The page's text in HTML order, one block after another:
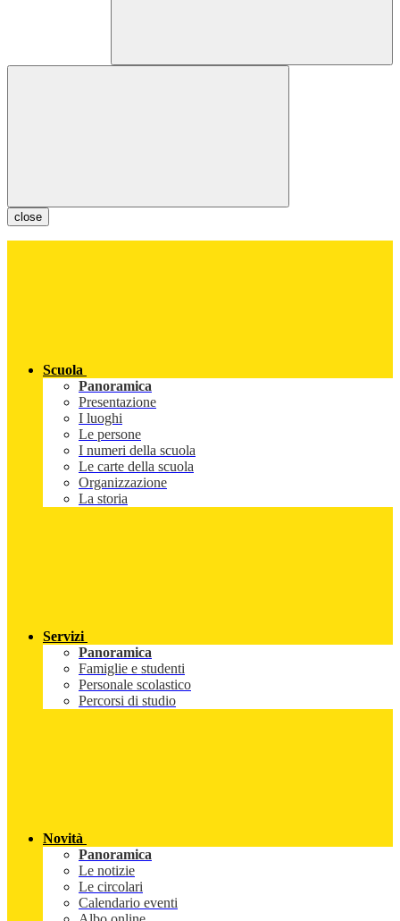
close
Scuola
Panoramica
Presentazione
I luoghi
Le persone
I numeri della scuola
Le carte della scuola
Organizzazione
La storia
Servizi
Panoramica
Famiglie e studenti
Personale scolastico
Percorsi di studio
Novità
Panoramica
Le notizie
Le circolari
Calendario eventi